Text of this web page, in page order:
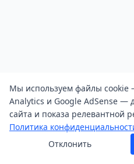
Мы используем файлы cookie
Analytics и Google AdSense —
сайта и показа релевантной
Политика
Отклонить